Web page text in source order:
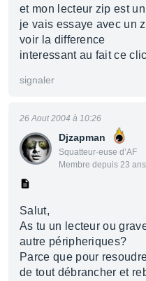
et mon lecteur zip est
je vais essaye avec un
voir la difference
interessant au fait ce
signaler
Djzapman
Squatteur·euse d’AF
Membre depuis 23 ans
26 Aout 2004 à 10:26
Salut,
As tu un lecteur ou
autre péripheriques?
Parce que pour
de tout débrancher et